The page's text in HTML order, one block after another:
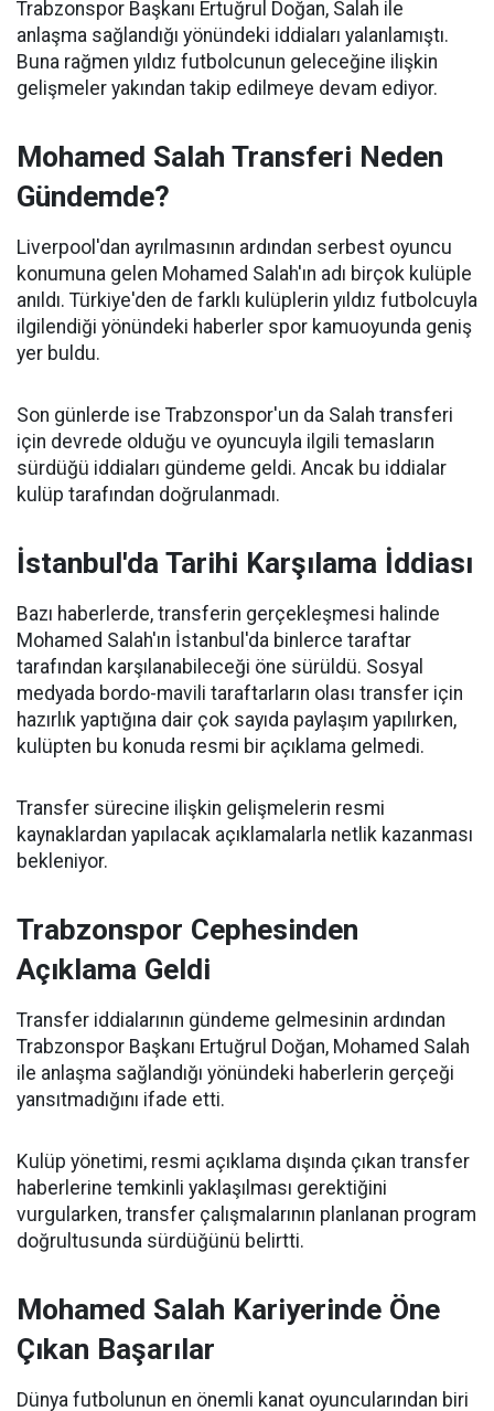
Trabzonspor Başkanı Ertuğrul Doğan, Salah ile
anlaşma sağlandığı yönündeki iddiaları yalanlamıştı.
Buna rağmen yıldız futbolcunun geleceğine ilişkin
gelişmeler yakından takip edilmeye devam ediyor.
Mohamed Salah Transferi Neden
Gündemde?
Liverpool'dan ayrılmasının ardından serbest oyuncu
konumuna gelen Mohamed Salah'ın adı birçok kulüple
anıldı. Türkiye'den de farklı kulüplerin yıldız futbolcuyla
ilgilendiği yönündeki haberler spor kamuoyunda geniş
yer buldu.
Son günlerde ise Trabzonspor'un da Salah transferi
için devrede olduğu ve oyuncuyla ilgili temasların
sürdüğü iddiaları gündeme geldi. Ancak bu iddialar
kulüp tarafından doğrulanmadı.
İstanbul'da Tarihi Karşılama İddiası
Bazı haberlerde, transferin gerçekleşmesi halinde
Mohamed Salah'ın İstanbul'da binlerce taraftar
tarafından karşılanabileceği öne sürüldü. Sosyal
medyada bordo-mavili taraftarların olası transfer için
hazırlık yaptığına dair çok sayıda paylaşım yapılırken,
kulüpten bu konuda resmi bir açıklama gelmedi.
Transfer sürecine ilişkin gelişmelerin resmi
kaynaklardan yapılacak açıklamalarla netlik kazanması
bekleniyor.
Trabzonspor Cephesinden
Açıklama Geldi
Transfer iddialarının gündeme gelmesinin ardından
Trabzonspor Başkanı Ertuğrul Doğan, Mohamed Salah
ile anlaşma sağlandığı yönündeki haberlerin gerçeği
yansıtmadığını ifade etti.
Kulüp yönetimi, resmi açıklama dışında çıkan transfer
haberlerine temkinli yaklaşılması gerektiğini
vurgularken, transfer çalışmalarının planlanan program
doğrultusunda sürdüğünü belirtti.
Mohamed Salah Kariyerinde Öne
Çıkan Başarılar
Dünya futbolunun en önemli kanat oyuncularından biri